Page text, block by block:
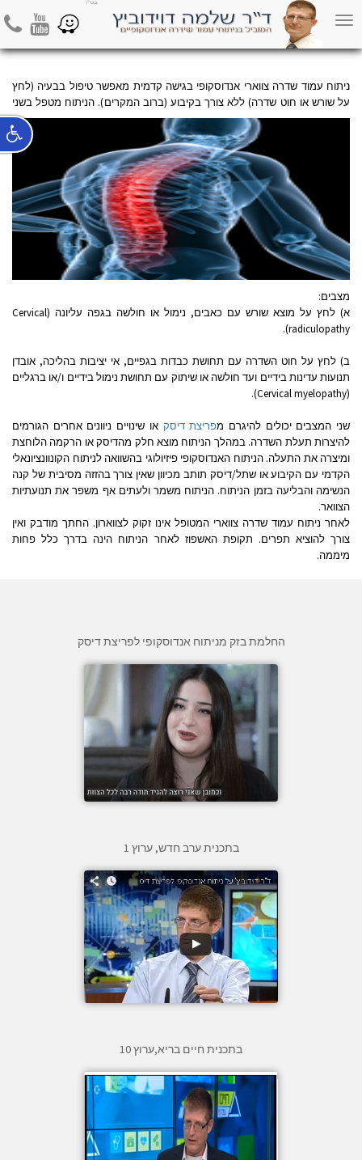
Toggle
navigation
Youtube Waze
השדרה הצווארי בגישה קדמית
ניתוח עמוד שדרה צווארי אנדוסקופי בגישה קדמית מאפשר טיפול בבעיה (לחץ
על שורש או חוט שדרה) ללא צורךבקיבוע (ברוב המקרים). הניתוח מטפל בשני
מצבים:
א) לחץ על מוצא שורש עם כאבים, נימול או חולשה בגפה עליונה (Cervical
radiculopathy).
ב) לחץ על חוט השדרה עם תחושת כבדות בגפיים, אי יציבות בהליכה, אובדן
תנועות עדינות בידיים ועד חולשה או שיתוק עם תחושת נימול בידיים ו/או ברגליים
(Cervical myelopathy).
שני המצבים יכולים להיגרם מפריצת דיסק או שינויים ניוונים אחרים הגורמים
להיצרות תעלת השדרה. במהלך הניתוח מוצא חלק מהדיסק או הרקמה הלוחצת
ומיצרה את התעלה. הניתוח האנדוסקופי פיזיולוגי בהשוואה לניתוח הקונוונציונאלי
הקדמי עם הקיבוע או שתל/דיסק תותב מכיוון שאין צורך בהזזה מסיבית של קנה
הנשימה והבליעה בזמן הניתוח. הניתוח משמר ולעתים אף משפר את תנועתיות
הצוואר.
לאחר ניתוח עמוד שדרה צווארי המטופל אינו זקוק לצווארון. החתך מודבק ואין
צורך להוציא תפרים. תקופת האשפוז לאחר הניתוח הינה בדרך כלל פחות
מיממה.
החלמת בזק מניתוח אנדוסקופי לפריצת דיסק
בתכנית ערב חדש, ערוץ 1
בתכנית חיים בריא,ערוץ 10